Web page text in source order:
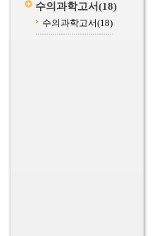
수의과학고서(18)
수의과학고서(18)